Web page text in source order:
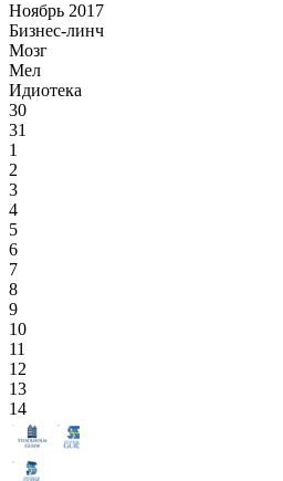
Ноябрь 2017
Бизнес-линч
Мозг
Мел
Идиотека
30
31
1
2
3
4
5
6
7
8
9
10
11
12
13
14